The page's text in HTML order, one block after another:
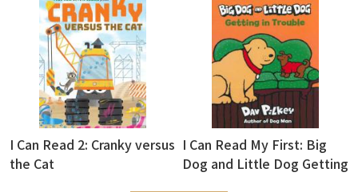
I Can Read 2: Cranky versus
the Cat
I Can Read My First: Big
Dog and Little Dog Getting